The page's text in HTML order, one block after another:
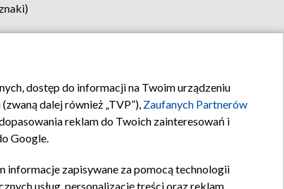
Kontakt
dostęp do informacji na Twoim urządzeniu
dalej również „TVP”), Zaufanych Partnerów
reklam do Twoich zainteresowań i
Google.
informacje zapisywane za pomocą technologii
usług, personalizację treści oraz reklam,